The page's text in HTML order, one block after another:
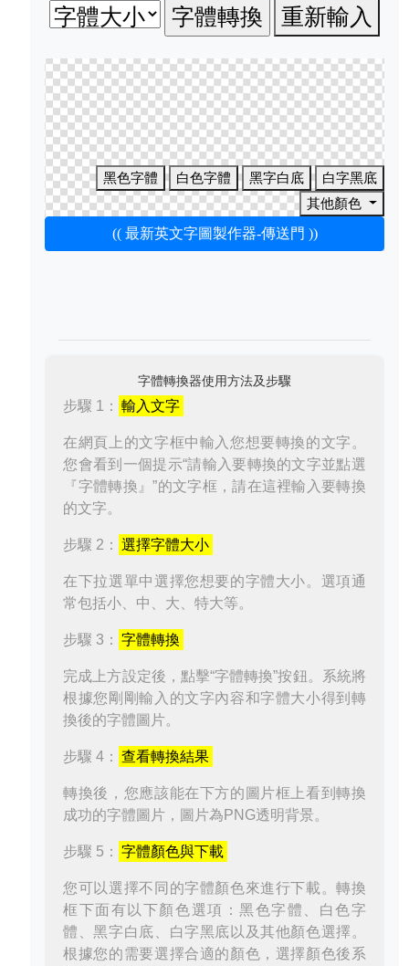
重新輸入
黑色字體 白色字體 黑字白底
白字黑底
其他顏色
(( 最新英文字圖製作器-傳送門 ))
字體轉換器使用方法及步驟
步驟 1： 輸入文字
在網頁上的文字框中輸入您想要轉換的文字。
您會看到一個提示“請輸入要轉換的文字並點選
『字體轉換』”的文字框，請在這裡輸入要轉換
的文字。
步驟 2： 選擇字體大小
在下拉選單中選擇您想要的字體大小。選項通
常包括小、中、大、特大等。
步驟 3： 字體轉換
完成上方設定後，點擊“字體轉換”按鈕。系統將
根據您剛剛輸入的文字內容和字體大小得到轉
換後的字體圖片。
步驟 4： 查看轉換結果
轉換後，您應該能在下方的圖片框上看到轉換
成功的字體圖片，圖片為PNG透明背景。
步驟 5： 字體顏色與下載
您可以選擇不同的字體顏色來進行下載。轉換
框下面有以下顏色選項：黑色字體、白色字
體、黑字白底、白字黑底以及其他顏色選擇。
根據您的需要選擇合適的顏色，選擇顏色後系